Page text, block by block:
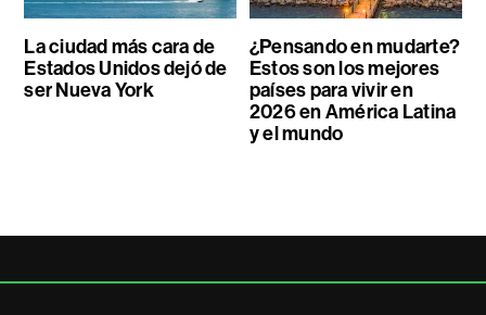
La ciudad más cara de
Estados Unidos dejó de
ser Nueva York
¿Pensando en mudarte?
Estos son los mejores
países para vivir en
2026 en América Latina
y el mundo